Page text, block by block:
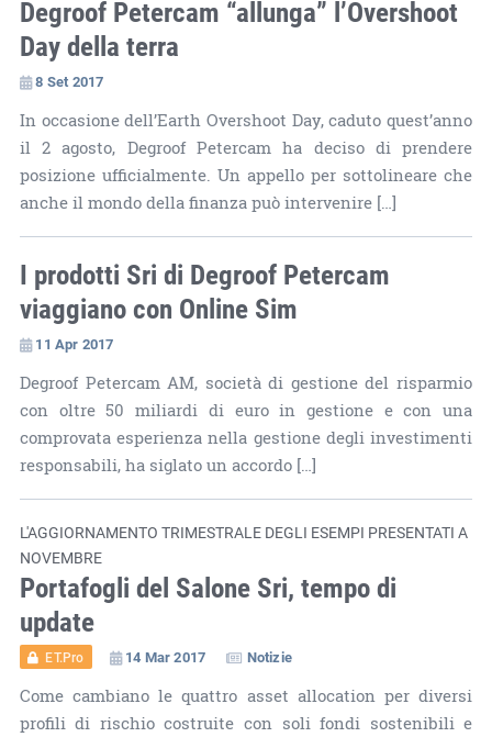
Degroof Petercam “allunga” l’Overshoot
Day della terra
8 Set 2017
In occasione dell’Earth Overshoot Day, caduto quest’anno
il 2 agosto, Degroof Petercam ha deciso di prendere
posizione ufficialmente. Un appello per sottolineare che
anche il mondo della finanza può intervenire […]
I prodotti Sri di Degroof Petercam
viaggiano con Online Sim
11 Apr 2017
Degroof Petercam AM, società di gestione del risparmio
con oltre 50 miliardi di euro in gestione e con una
comprovata esperienza nella gestione degli investimenti
responsabili, ha siglato un accordo […]
L'AGGIORNAMENTO TRIMESTRALE DEGLI ESEMPI PRESENTATI A
NOVEMBRE
Portafogli del Salone Sri, tempo di
update
ET.Pro 14 Mar 2017 Notizie
Come cambiano le quattro asset allocation per diversi
profili di rischio costruite con soli fondi sostenibili e